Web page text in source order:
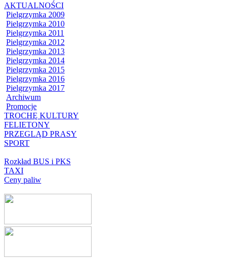
AKTUALNOŚCI
Pielgrzymka 2009
Pielgrzymka 2010
Pielgrzymka 2011
Pielgrzymka 2012
Pielgrzymka 2013
Pielgrzymka 2014
Pielgrzymka 2015
Pielgrzymka 2016
Pielgrzymka 2017
Archiwum
Promocje
TROCHĘ KULTURY
FELIETONY
PRZEGLĄD PRASY
SPORT
Rozkład BUS i PKS
TAXI
Ceny paliw